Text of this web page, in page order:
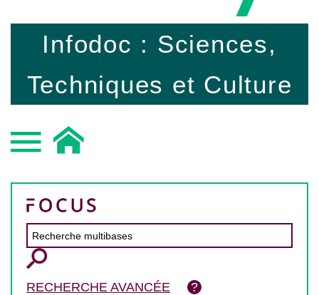
Infodoc : Sciences,
Techniques et Culture
RECHERCHE AVANCÉE